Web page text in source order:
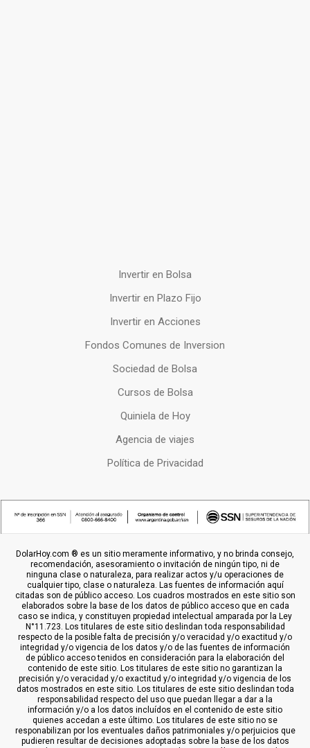
Invertir en Bolsa
Invertir en Plazo Fijo
Invertir en Acciones
Fondos Comunes de Inversion
Sociedad de Bolsa
Cursos de Bolsa
Quiniela de Hoy
Agencia de viajes
Política de Privacidad
DolarHoy.com ® es un sitio meramente informativo, y no brinda consejo,
recomendación, asesoramiento o invitación de ningún tipo, ni de
ninguna clase o naturaleza, para realizar actos y/u operaciones de
cualquier tipo, clase o naturaleza. Las fuentes de información aquí
citadas son de público acceso. Los cuadros mostrados en este sitio son
elaborados sobre la base de los datos de público acceso que en cada
caso se indica, y constituyen propiedad intelectual amparada por la Ley
N°11.723. Los titulares de este sitio deslindan toda responsabilidad
respecto de la posible falta de precisión y/o veracidad y/o exactitud y/o
integridad y/o vigencia de los datos y/o de las fuentes de información
de público acceso tenidos en consideración para la elaboración del
contenido de este sitio. Los titulares de este sitio no garantizan la
precisión y/o veracidad y/o exactitud y/o integridad y/o vigencia de los
datos mostrados en este sitio. Los titulares de este sitio deslindan toda
responsabilidad respecto del uso que puedan llegar a dar a la
información y/o a los datos incluídos en el contenido de este sitio
quienes accedan a este último. Los titulares de este sitio no se
responabilizan por los eventuales daños patrimoniales y/o perjuicios que
pudieren resultar de decisiones adoptadas sobre la base de los datos